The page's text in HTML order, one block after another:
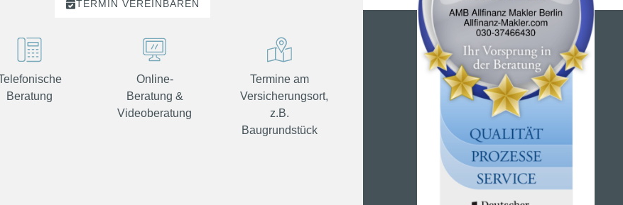
TERMIN VEREINBAREN
Beratung
Online-
Beratung &
Videoberatung
Termine am
Versicherungsort,
z.B.
Baugrundstück